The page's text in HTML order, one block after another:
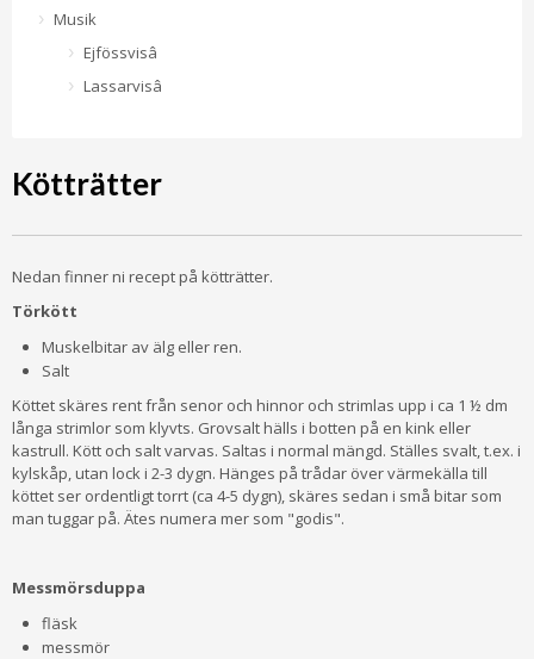
Musik
Ejfössvisâ
Lassarvisâ
Kötträtter
Nedan finner ni recept på kötträtter.
Törkött
Muskelbitar av älg eller ren.
Salt
Köttet skäres rent från senor och hinnor och strimlas upp i ca 1 ½ dm
långa strimlor som klyvts. Grovsalt hälls i botten på en kink eller
kastrull. Kött och salt varvas. Saltas i normal mängd. Ställes svalt, t.ex. i
kylskåp, utan lock i 2-3 dygn. Hänges på trådar över värmekälla till
köttet ser ordentligt torrt (ca 4-5 dygn), skäres sedan i små bitar som
man tuggar på. Ätes numera mer som "godis".
Messmörsduppa
fläsk
messmör